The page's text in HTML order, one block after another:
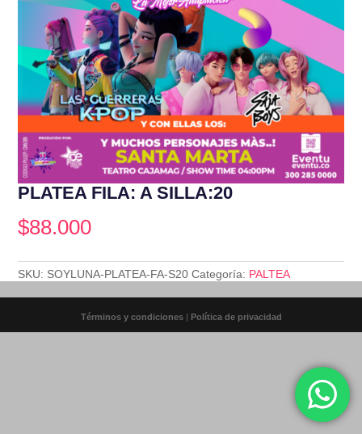
PLATEA FILA: A SILLA:20
$88.000
SKU: SOYLUNA-PLATEA-FA-S20 Categoría: PALTEA
Términos y condiciones | Política de privacidad